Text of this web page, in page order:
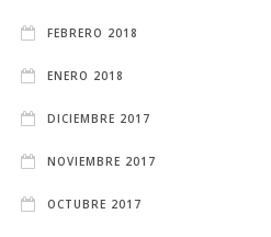
FEBRERO 2018
ENERO 2018
DICIEMBRE 2017
NOVIEMBRE 2017
OCTUBRE 2017